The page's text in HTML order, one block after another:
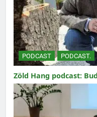
PODCAST PODCAST.
Zöld Hang podcast: